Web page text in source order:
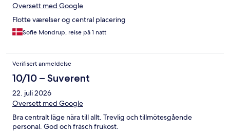
Oversett med Google
Flotte værelser og central placering
Sofie Mondrup, reise på 1 natt
Verifisert anmeldelse
10/10 – Suverent
22. juli 2026
Oversett med Google
Bra centralt läge nära till allt. Trevlig och tillmötesgående
personal. God och fräsch frukost.